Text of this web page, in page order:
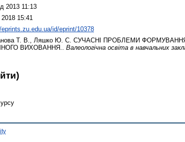
2013 11:13
2018 15:41
id/eprint/10378
Т. В. Ляшко Ю. С. СУЧАСНІ ПРОБЛЕМИ
ВИХОВАННЯ.. Валеологічна освіта в навчальних